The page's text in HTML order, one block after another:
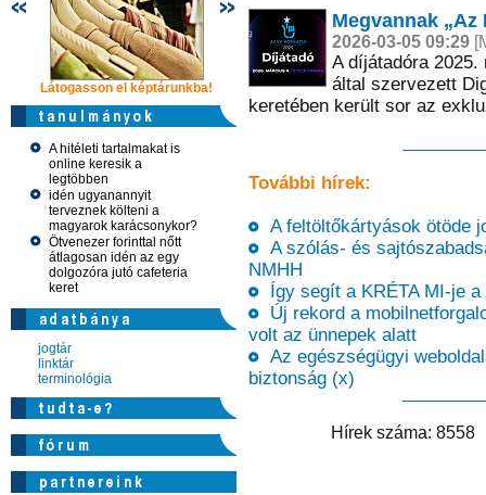
Látogasson el képtárunkba! Látogasson el képtárunkba! Látogasson
A hitéleti tartalmakat is
online keresik a
legtöbben
idén ugyanannyit
terveznek költeni a
magyarok karácsonykor?
Ötvenezer forinttal nőtt
átlagosan idén az egy
dolgozóra jutó cafeteria
keret
jogtár
linktár
terminológia
Megvannak
2026-03-05 09:29
A díjátadóra
által szervezett
keretében került sor az
További hírek:
A feltöltőkártyások ötöde
A szólás- és
NMHH
Így segít a KRÉTA MI-je a
Új rekord a
volt az ünnepek alatt
Az egészségügyi
biztonság (x)
Hírek száma: